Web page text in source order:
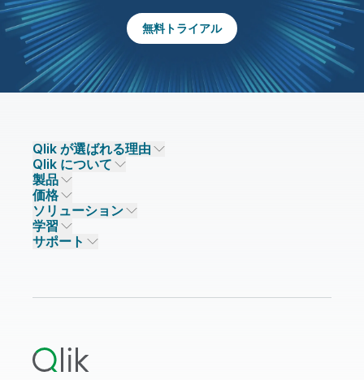
無料トライアル
Qlik が選ばれる理由
Qlik が選ばれる理由
信頼とセキュリティ
信頼とプライバシー
信頼と AI
主なテクノロジーパートナー
データソースとターゲット
Qlik について
企業情報
採用情報
ニュースルーム
事業所 / 連絡先
製品
データ統合とデータ品質
Qlik Talend
Qlik Talend Cloud
Talend Data Fabric
Qlik Cloud Analytics
価格
データ統合
データ分析
AI / 機械学習
ソリューション
ソリューションパートナー
パートナー検索
学習
イベント
サポート